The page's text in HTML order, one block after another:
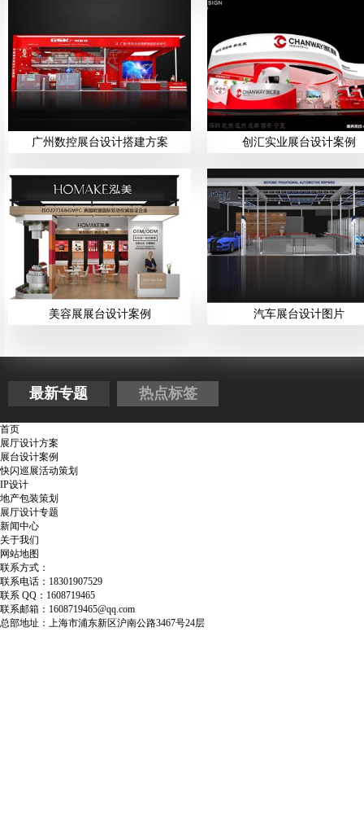
广州数控展台设计搭建方案 创汇实业展台设计案例
美容展展台设计案例 汽车展台设计图片
最新专题 热点标签
首页
展厅设计方案
展台设计案例
快闪巡展活动策划
IP设计
地产包装策划
展厅设计专题
新闻中心
关于我们
网站地图
联系方式：
联系电话：18301907529
联系 QQ：1608719465
联系邮箱：1608719465@qq.com
总部地址：上海市浦东新区沪南公路3467号24层